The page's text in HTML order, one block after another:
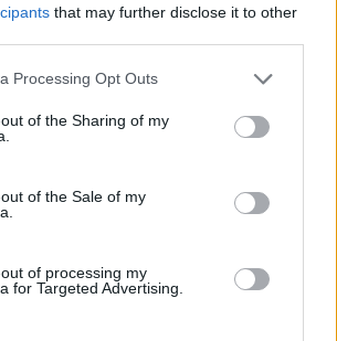
that may further disclose it to other
Processing Opt Outs
of the Sharing of my
of the Sale of my
of processing my
for Targeted Advertising.
για τον Τουρισμό: Οι νέοι
ΤΟΥΡΙΣΜΟΣ
Ο “χάρτης” των πληρωμών
τη ΔΥΠΑ έως τις 14 Αυγούστου
Bank και SEE Capital